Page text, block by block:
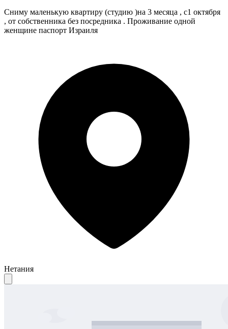
Сниму маленькую квартиру (студию )на 3 месяца , с1 октября
, от собственника без посредника . Проживание одной
женщине паспорт Израиля
Нетания